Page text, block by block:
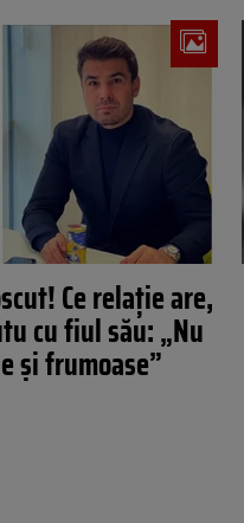
Ce relație are,
cu fiul său: „Nu
și frumoase”